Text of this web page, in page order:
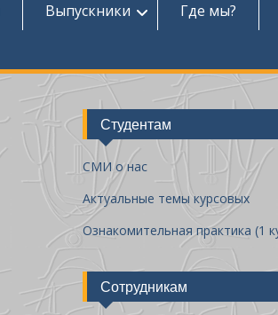
Выпускники
Где мы?
Студентам
СМИ о нас
Актуальные темы курсовых
Ознакомительная практика (1
Сотрудникам